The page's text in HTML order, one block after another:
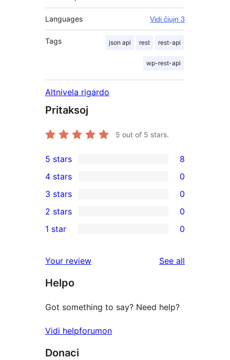
Languages Vidi ĉiujn 3
Tags json api rest rest-api
wp-rest-api
Altnivela rigardo
Pritaksoj
5 out of 5 stars.
8
5-
star
reviews
5 stars 8
4-
star
reviews
4 stars 0
0
3-
star
3 stars 0
2-
reviews
2 stars 0
star
reviews
1 star 0
Your review See all
Helpo
Got something to say? Need help?
Vidi helpforumon
Donaci